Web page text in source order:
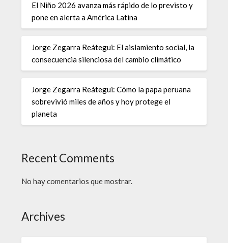
El Niño 2026 avanza más rápido de lo previsto y
pone en alerta a América Latina
Jorge Zegarra Reátegui: El aislamiento social, la
consecuencia silenciosa del cambio climático
Jorge Zegarra Reátegui: Cómo la papa peruana
sobrevivió miles de años y hoy protege el
planeta
Recent Comments
No hay comentarios que mostrar.
Archives